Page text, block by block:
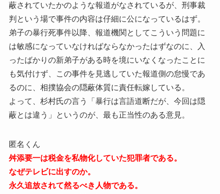
蔽されていたかのような報道がなされているが、刑事裁
判という場で事件の内容は仔細に公になっているはず。
弟子の暴行死事件以降、報道機関としてこういう問題に
は敏感になっていなければならなかったはずなのに、入
ったばかりの新弟子がある時を境にいなくなったことに
も気付けず、この事件を見逃していた報道側の怠慢であ
るのに、相撲協会の隠蔽体質に責任転嫁している。
よって、杉村氏の言う「暴行は言語道断だが、今回は隠
蔽とは違う」というのが、最も正当性のある意見。
匿名くん
舛添要一は税金を私物化していた犯罪者である。
なぜテレビに出すのか。
永久追放されて然るべき人物である。